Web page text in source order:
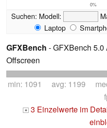
0%
Suchen: Modell:
Laptop
GFXBench - GFXBench
Offscreen
min: 1091 avg: 1199
+ 3 Einzelwerte im